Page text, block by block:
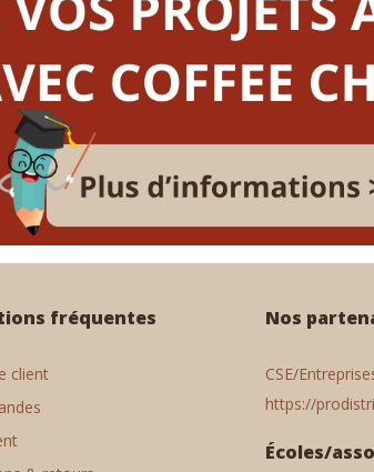
fréquentes
client
Nos
CSE/
https://
Écoles/